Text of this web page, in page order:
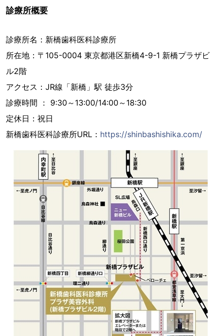
診療所概要
診療所名：新橋歯科医科診療所
所在地：〒105-0004 東京都港区新橋4-9-1 新橋プラザビ
ル2階
アクセス：JR線「新橋」駅 徒歩3分
診療時間 ： 9:30～13:00/14:00～18:30
定休日：祝日
新橋歯科医科診療所URL： https://shinbashishika.com/